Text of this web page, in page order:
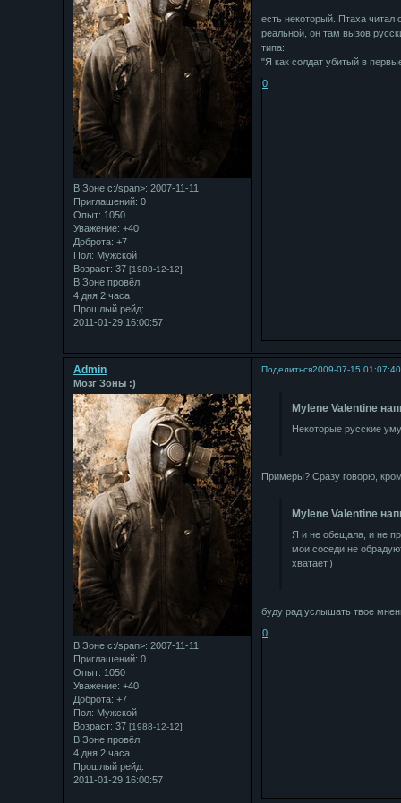
В Зоне с:/span>: 2007-11-11
Приглашений: 0
Опыт: 1050
Уважение: +40
Доброта: +7
Пол: Мужской
Возраст: 37 [1988-12-12]
В Зоне провёл:
4 дня 2 часа
Прошлый рейд:
2011-01-29 16:00:57
есть некоторый. Птаха читал
реальной, он там вызов
типа:
"Я как солдат убитый в
0
Поделиться2009-07-15 01:07:40
Admin
Мозг Зоны :)
В Зоне с:/span>: 2007-11-11
Приглашений: 0
Опыт: 1050
Уважение: +40
Доброта: +7
Пол: Мужской
Возраст: 37 [1988-12-12]
В Зоне провёл:
4 дня 2 часа
Прошлый рейд:
2011-01-29 16:00:57
Mylene Valentine
Некоторые русские
Примеры? Сразу говорю,
Mylene Valentine
Я и не обещала, и не
мои соседи не
хватает.)
буду рад услышать твое
0